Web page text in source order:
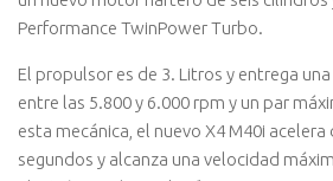
Performance TwinPower Turbo.
El propulsor es de 3. Litros y entrega
entre las 5.800 y 6.000 rpm y un par
esta mecánica, el nuevo X4 M40i acelera
segundos y alcanza una velocidad